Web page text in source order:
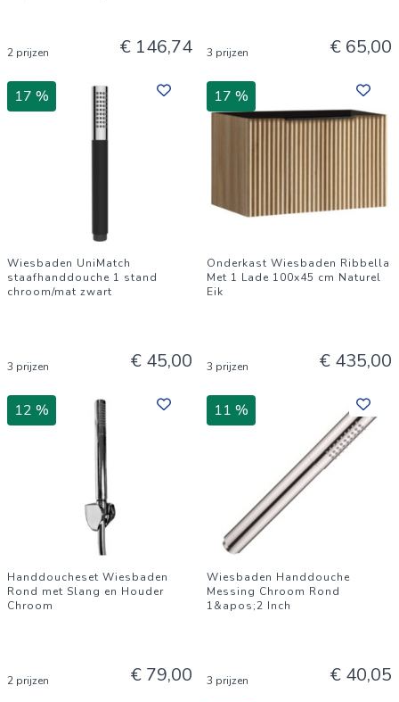
2 prijzen € 146,74 3 prijzen € 65,00
17 %
Wiesbaden UniMatch
staafhanddouche 1 stand
chroom/mat zwart
3 prijzen € 45,00
17 %
Onderkast Wiesbaden Ribbella
Met 1 Lade 100x45 cm Naturel
Eik
3 prijzen € 435,00
12 %
Handdoucheset Wiesbaden
Rond met Slang en Houder
Chroom
2 prijzen € 79,00
11 %
Wiesbaden Handdouche
Messing Chroom Rond
1&apos;2 Inch
3 prijzen € 40,05